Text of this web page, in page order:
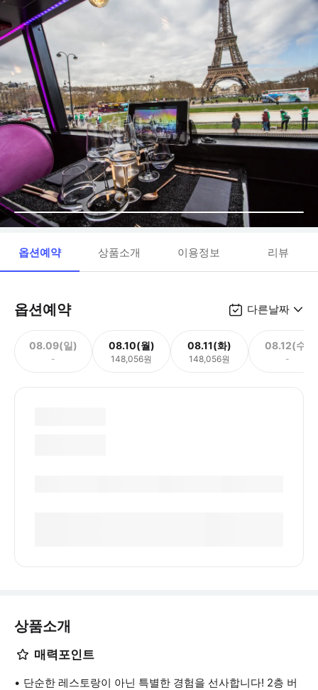
옵션예약 상품소개 이용정보 리뷰
옵션예약 다른날짜
08.09(일)
-
08.10(월)
148,056원
08.11(화)
148,056원
08.12(수)
-
상품소개
매력포인트
단순한 레스토랑이 아닌 특별한 경험을 선사합니다! 2층 버